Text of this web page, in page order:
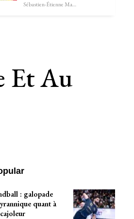
Sébastien-Étienne Marechal
Et Au
: galopade
quant à